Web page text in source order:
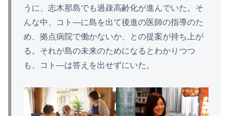
うに、志木那島でも過疎高齢化が進んでいた。そ
んな中、コト―に島を出て後進の医師の指導のた
め、拠点病院で働かないか、との提案が持ち上が
る。それが島の未来のためになるとわかりつつ
も、コト―は答えを出せずにいた。